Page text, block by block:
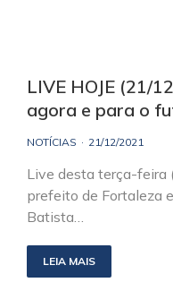
LIVE HOJE (21/
agora e para o
NOTÍCIAS 21/12/2021
Live desta terça-feira
prefeito de Fortaleza
Batista…
LEIA MAIS